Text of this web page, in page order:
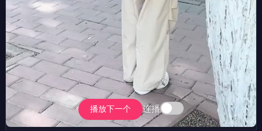
播放下一个 连播